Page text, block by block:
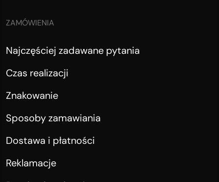
ZAMÓWIENIA
Najczęściej zadawane pytania
Czas realizacji
Znakowanie
Sposoby zamawiania
Dostawa i płatności
Reklamacje